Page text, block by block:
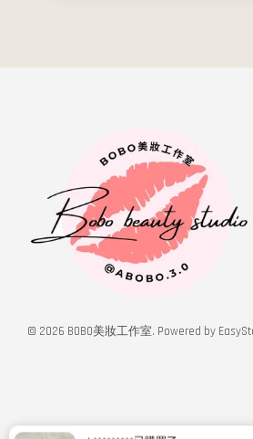
© 2026 BOBO美妝工作室. Powered by